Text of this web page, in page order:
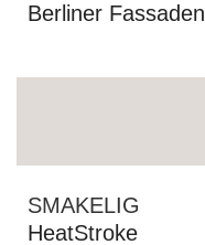
Berliner Fassaden
SMAKELIG
HeatStroke